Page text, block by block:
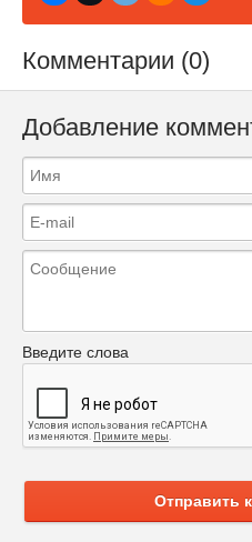
Комментарии (0)
Добавление
Введите слова
Отправить